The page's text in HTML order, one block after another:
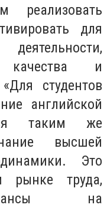
реализовать
для
качества и
студентов
английской
таким же
высшей
Это
рынке труда,
на